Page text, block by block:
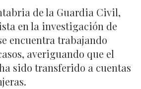
de la Guardia Civil,
en la investigación de
encuentra trabajando
averiguando que el
sido transferido a cuentas